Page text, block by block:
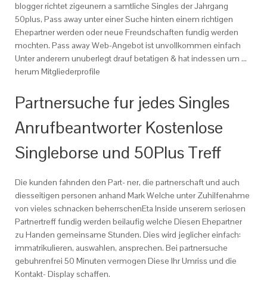
blogger richtet zigeunern a samtliche Singles der Jahrgang
50plus, Pass away unter einer Suche hinten einem richtigen
Ehepartner werden oder neue Freundschaften fundig werden
mochten. Pass away Web-Angebot ist unvollkommen einfach
Unter anderem unuberlegt drauf betatigen & hat indessen um …
herum Mitgliederprofile
Partnersuche fur jedes Singles
Anrufbeantworter Kostenlose
Singleborse und 50Plus Treff
Die kunden fahnden den Part- ner, die partnerschaft und auch
diesseitigen personen anhand Mark Welche unter Zuhilfenahme
von vieles schnacken beherrschenEta Inside unserem seriosen
Partnertreff fundig werden beilaufig welche Diesen Ehepartner
zu Handen gemeinsame Stunden. Dies wird jeglicher einfach:
immatrikulieren, auswahlen, ansprechen. Bei partnersuche
gebuhrenfrei 50 Minuten vermogen Diese Ihr Umriss und die
Kontakt- Display schaffen.